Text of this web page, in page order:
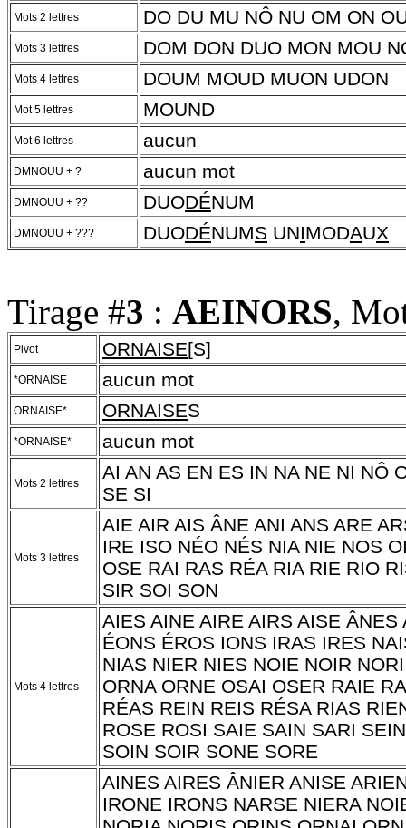
Mots 2 lettres DO DU MU NÔ NU OM ON
Mots 3 lettres DOM DON DUO MON MOU
Mots 4 lettres DOUM MOUD MUON UDON
Mot 5 lettres MOUND
Mot 6 lettres aucun
DMNOUU + ? aucun mot
DMNOUU + ?? DUODÉNUM
DMNOUU + ??? DUODÉNUMS UNIMODAUX
Tirage #3 : AEINORS,
Pivot ORNAISE[S]
*ORNAISE aucun mot
ORNAISE* ORNAISES
*ORNAISE* aucun mot
Mots 2 lettres
AI AN AS EN ES IN NA NE NI NÔ
SE SI
Mots 3 lettres
AIE AIR AIS ÂNE ANI ANS ARE
IRE ISO NÉO NÉS NIA NIE NOS
OSE RAI RAS RÉA RIA RIE RIO
SIR SOI SON
Mots 4 lettres
AIES AINE AIRE AIRS AISE ÂNES
ÉONS ÉROS IONS IRAS IRES
NIAS NIER NIES NOIE NOIR
ORNA ORNE OSAI OSER RAIE
RÉAS REIN REIS RÉSA RIAS
ROSE ROSI SAIE SAIN SARI
SOIN SOIR SONE SORE
AINES AIRES ÂNIER ANISE
IRONE IRONS NARSE NIERA